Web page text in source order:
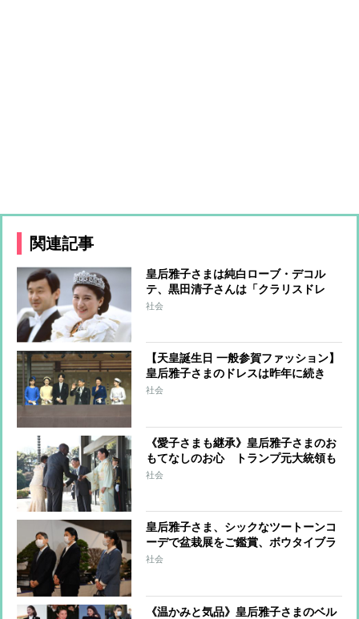
関連記事
皇后雅子さまは純白ローブ・デコル
テ、黒田清子さんは「クラリスドレ
ス」と話題に 女性皇族の華麗な
社会
【天皇誕生日 一般参賀ファッション】
皇后雅子さまのドレスは昨年に続き
「ベルベット」「ブルー系」 愛子さ
社会
《愛子さまも継承》皇后雅子さまのお
もてなしのお心 トランプ元大統領も
驚いた英語力、和にこだわられた昼食
社会
皇后雅子さま、シックなツートーンコ
ーデで盆栽展をご鑑賞、ボウタイブラ
ウスにパールでさりげない華やかさも
社会
《温かみと気品》皇后雅子さまのベル